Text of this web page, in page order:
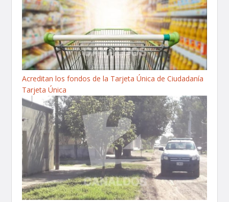
Acreditan los fondos de la Tarjeta Única de Ciudadanía
Tarjeta Única